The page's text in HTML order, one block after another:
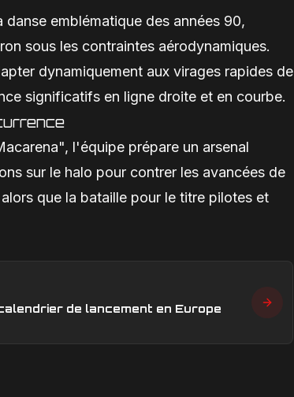
emblématique des années 90,
sous les contraintes aérodynamiques.
dynamiquement aux virages rapides de
significatifs en ligne droite et en courbe.
l'équipe prépare un arsenal
sur le halo pour contrer les avancées de
que la bataille pour le titre pilotes et
de lancement en Europe